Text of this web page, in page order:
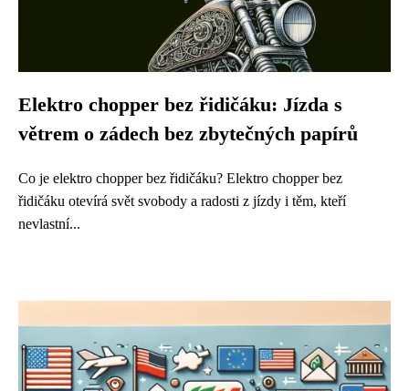
Elektro chopper bez řidičáku: Jízda s
větrem o zádech bez zbytečných papírů
Co je elektro chopper bez řidičáku? Elektro chopper bez
řidičáku otevírá svět svobody a radosti z jízdy i těm, kteří
nevlastní...